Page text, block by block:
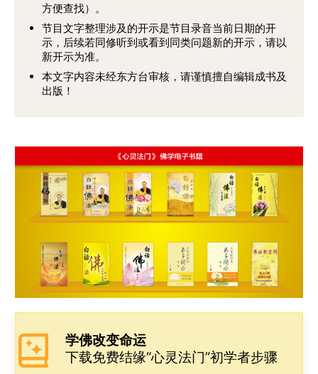
方便查找）。
节目文字整理涉及的开示是节目录音当前日期的开
示，后续若同修听到或看到同类问题新的开示，请以
新开示为准。
本文字内容未经东方台审核，请谨慎擅自编辑成书及
出版！
学佛改变命运
下载免费结缘“心灵法门”初学者步骤